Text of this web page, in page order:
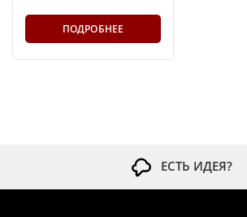
ПОДРОБНЕЕ
ЕСТЬ ИДЕЯ?